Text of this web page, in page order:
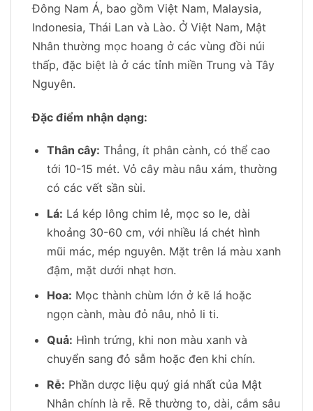
Đông Nam Á, bao gồm Việt Nam, Malaysia,
Indonesia, Thái Lan và Lào. Ở Việt Nam, Mật
Nhân thường mọc hoang ở các vùng đồi núi
thấp, đặc biệt là ở các tỉnh miền Trung và Tây
Nguyên.
Đặc điểm nhận dạng:
Thân cây: Thẳng, ít phân cành, có thể cao
tới 10-15 mét. Vỏ cây màu nâu xám, thường
có các vết sần sùi.
Lá: Lá kép lông chim lẻ, mọc so le, dài
khoảng 30-60 cm, với nhiều lá chét hình
mũi mác, mép nguyên. Mặt trên lá màu xanh
đậm, mặt dưới nhạt hơn.
Hoa: Mọc thành chùm lớn ở kẽ lá hoặc
ngọn cành, màu đỏ nâu, nhỏ li ti.
Quả: Hình trứng, khi non màu xanh và
chuyển sang đỏ sẫm hoặc đen khi chín.
Rễ: Phần dược liệu quý giá nhất của Mật
Nhân chính là rễ. Rễ thường to, dài, cắm sâu